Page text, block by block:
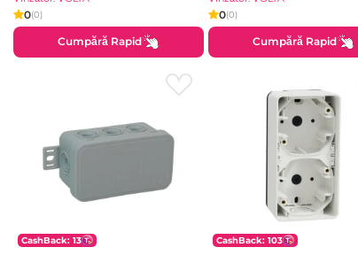
0(0)
Cumpără Rapid
0(0)
Cumpără Rapid
CashBack: 13 CashBack: 103